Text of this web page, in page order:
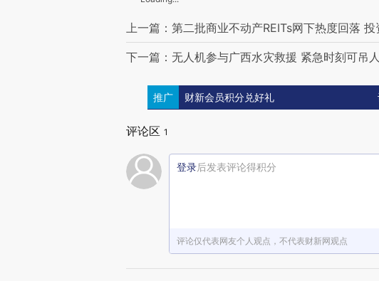
上一篇：第二批商业不动产REITs网下热度回落
下一篇：无人机参与广西水灾救援 紧急时刻可吊人
推广 财新会员积分兑好礼
评论区 1
登录后发表评论得积分
评论仅代表网友个人观点，不代表财新网观点